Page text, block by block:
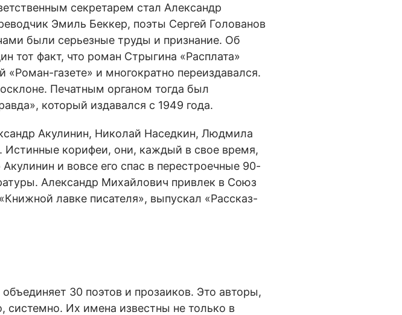
секретарем стал Александр
Эмиль Беккер, поэты Сергей Голованов
были серьезные труды и признание. Об
тот факт, что роман Стрыгина «Расплата»
газете» и многократно переиздавался.
Печатным органом тогда был
который издавался с 1949 года.
Акулинин, Николай Наседкин, Людмила
Истинные корифеи, они, каждый в свое время,
и вовсе его спас в перестроечные 90-
Александр Михайлович привлек в Союз
лавке писателя», выпускал «Рассказ-
30 поэтов и прозаиков. Это авторы,
системно. Их имена известны не только в